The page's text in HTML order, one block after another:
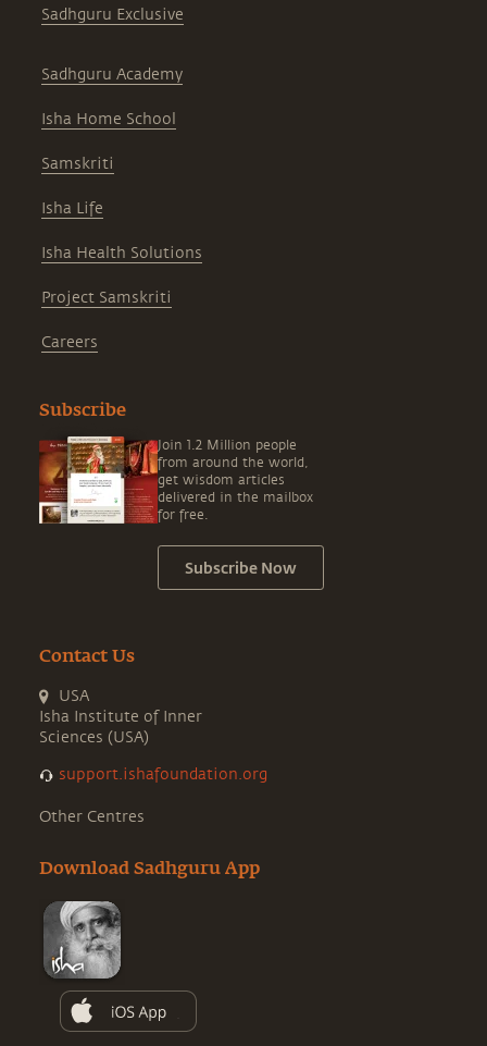
Sadhguru Exclusive
Sadhguru Academy
Isha Home School
Samskriti
Isha Life
Isha Health Solutions
Project Samskriti
Careers
Subscribe
Join 1.2 Million people
from around the world,
get wisdom articles
delivered in the mailbox
for free.
Subscribe Now
Contact Us
USA
Isha Institute of Inner
Sciences (USA)
support.ishafoundation.org
Other Centres
Download Sadhguru App